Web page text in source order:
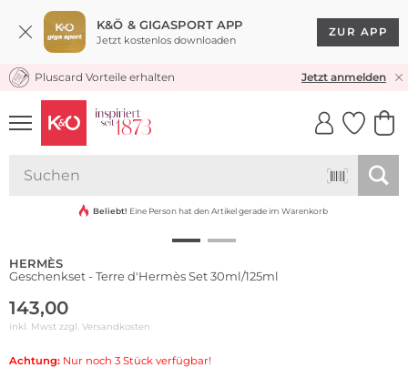
K&Ö & GIGASPORT APP
Jetzt kostenlos downloaden
ZUR APP
KOSTENLOSER VERSAND* & RÜCKVERSAND
Pluscard Vorteile erhalten Jetzt anmelden
UNSERE APP
CLICK &
Beliebt! Eine Person hat den Artikel gerade im Warenkorb
HERMÈS
Geschenkset - Terre d'Hermès Set 30ml/125ml
143,00
inkl. Mwst zzgl. Versandkosten
Achtung: Nur noch 3 Stück verfügbar!